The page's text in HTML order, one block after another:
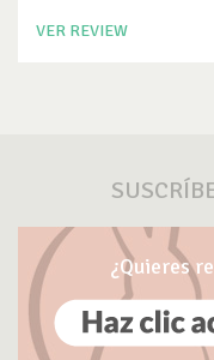
VER REVIEW
¿Quieres